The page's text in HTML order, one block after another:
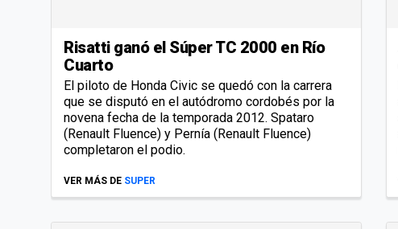
Risatti ganó el Súper TC 2000 en Río
Cuarto
El piloto de Honda Civic se quedó con la carrera
que se disputó en el autódromo cordobés por la
novena fecha de la temporada 2012. Spataro
(Renault Fluence) y Pernía (Renault Fluence)
completaron el podio.
VER MÁS DE SUPER